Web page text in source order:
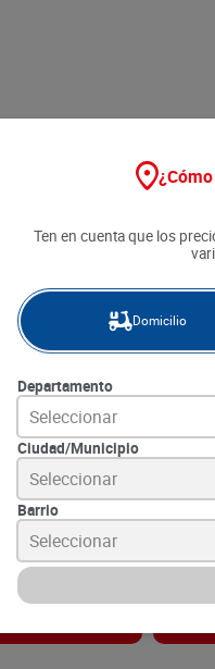
Bicarbonato
3000 g
Activo
Ten en cuenta que los
Domicilio
Departamento
Seleccionar
Ciudad/Municipio
Seleccionar
Barrio
Seleccionar